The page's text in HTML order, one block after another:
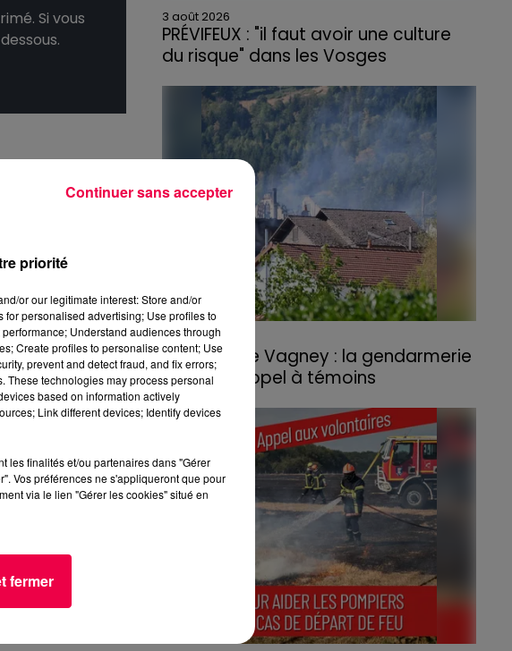
Si vous
3 août 2026
PRÉVIFEUX : "il faut avoir une culture
du risque" dans les Vosges
3 août 2026
Incendie de Vagney : la gendarmerie
lance un appel à témoins
Le feu, parti d'une haie avant de se propager
au quartier résidentiel, avait détruit deux
habitations et contraint à l'évacuation d'une
centaine de personnes.
priorité
or our legitimate interest: Store and/or
personalised advertising; Use profiles to
Understand audiences through
Create profiles to personalise content; Use
prevent and detect fraud, and fix errors;
These technologies may process personal
based on information actively
Link different devices; Identify devices
les finalités et/ou partenaires dans "Gérer
Vos préférences ne s'appliqueront que pour
via le lien "Gérer les cookies" situé en
fermer
Continuer sans accepter